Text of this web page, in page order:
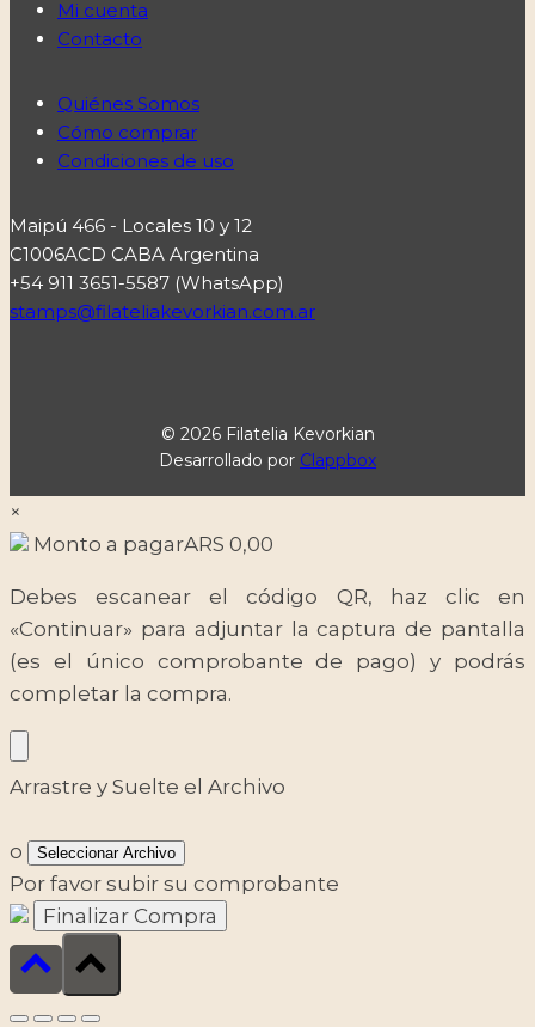
Mi cuenta
Contacto
Quiénes Somos
Cómo comprar
Condiciones de uso
Maipú 466 - Locales 10 y 12
C1006ACD CABA Argentina
+54 911 3651-5587 (WhatsApp)
stamps@filateliakevorkian.com.ar
© 2026 Filatelia Kevorkian
Desarrollado por Clappbox
×
Monto a pagarARS 0,00
Debes escanear el código QR, haz clic en
«Continuar» para adjuntar la captura de pantalla
(es el único comprobante de pago) y podrás
completar la compra.
Arrastre y Suelte el Archivo
o Seleccionar Archivo
Por favor subir su comprobante